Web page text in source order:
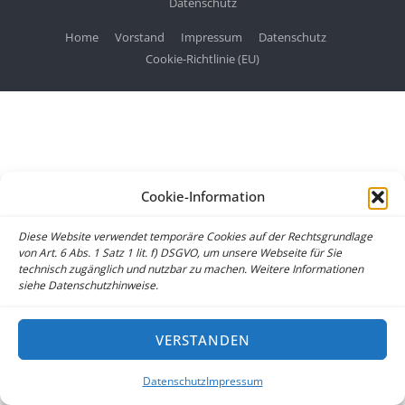
Cookie-Information
Diese Website verwendet temporäre Cookies auf der Rechtsgrundlage
von Art. 6 Abs. 1 Satz 1 lit. f) DSGVO, um unsere Webseite für Sie
technisch zugänglich und nutzbar zu machen. Weitere Informationen
siehe Datenschutzhinweise.
VERSTANDEN
DatenschutzImpressum
Home Vorstand Impressum
Datenschutz
Cookie-Richtlinie (EU)